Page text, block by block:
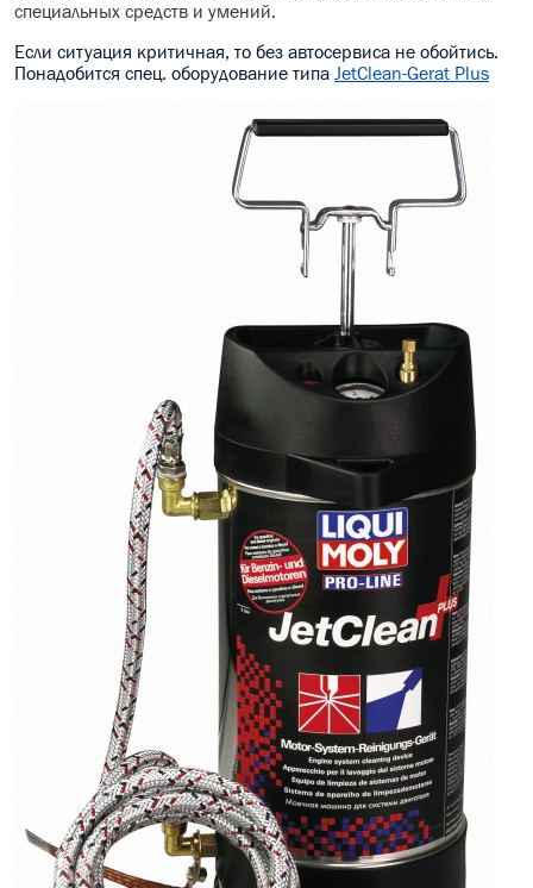
специальных средств и умений.
Если ситуация критичная, то без автосервиса не обойтись.
Понадобится спец. оборудование типа JetClean-Gerat Plus